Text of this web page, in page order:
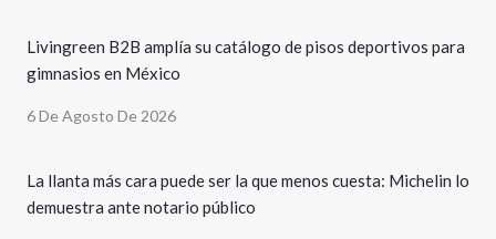
Livingreen B2B amplía su catálogo de pisos deportivos para
gimnasios en México
6 De Agosto De 2026
La llanta más cara puede ser la que menos cuesta: Michelin lo
demuestra ante notario público